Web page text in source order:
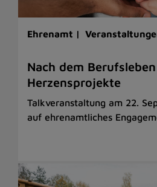
Ehrenamt |
Nach dem
Herzensprojekte
Talkveranstaltung am 22.
auf ehrenamtliches